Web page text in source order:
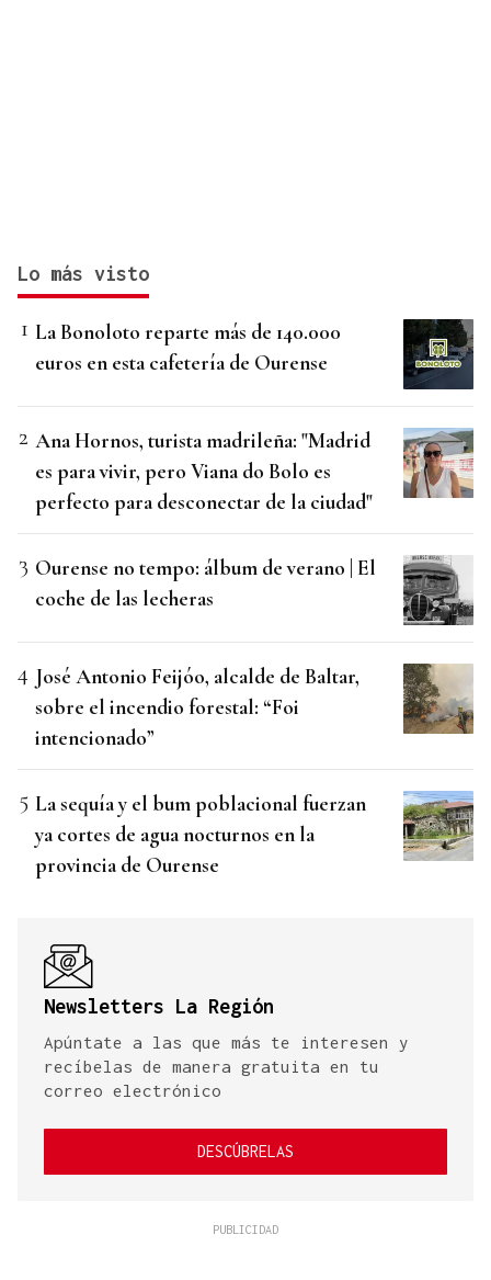
Lo más visto
La Bonoloto reparte más de 140.000
euros en esta cafetería de Ourense
Ana Hornos, turista madrileña: "Madrid
es para vivir, pero Viana do Bolo es
perfecto para desconectar de la ciudad"
Ourense no tempo: álbum de verano | El
coche de las lecheras
José Antonio Feijóo, alcalde de Baltar,
sobre el incendio forestal: “Foi
intencionado”
La sequía y el bum poblacional fuerzan
ya cortes de agua nocturnos en la
provincia de Ourense
Newsletters La Región
Apúntate a las que más te interesen y
recíbelas de manera gratuita en tu
correo electrónico
DESCÚBRELAS